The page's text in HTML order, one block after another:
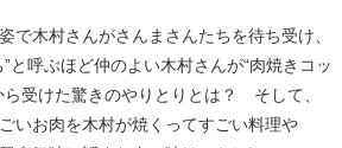
で木村さんがさんまさんたちを待ち受け、
と呼ぶほど仲のよい木村さんが“肉焼きコッ
ら受けた驚きのやりとりとは？ そして、
いお肉を木村が焼くってすごい料理や